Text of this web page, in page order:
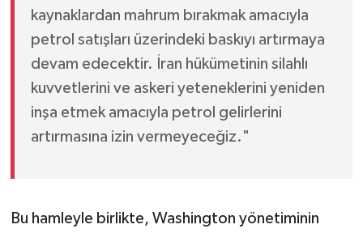
kaynaklardan mahrum bırakmak amacıyla
petrol satışları üzerindeki baskıyı artırmaya
devam edecektir. İran hükümetinin silahlı
kuvvetlerini ve askeri yeteneklerini yeniden
inşa etmek amacıyla petrol gelirlerini
artırmasına izin vermeyeceğiz."
Bu hamleyle birlikte, Washington yönetiminin